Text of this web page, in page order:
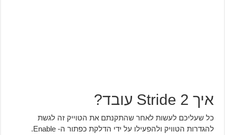
איך Stride 2 עובד?
כל שעליכם לעשות לאחר שהתקנתם את הטוייק זה לגשת
להגדרות הטוויק ולהפעילו על ידי הדלקת כפתור ה- Enable.